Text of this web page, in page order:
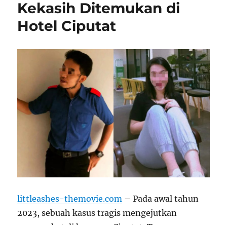
Kekasih Ditemukan di
Hotel Ciputat
littleashes-themovie.com – Pada awal tahun
2023, sebuah kasus tragis mengejutkan